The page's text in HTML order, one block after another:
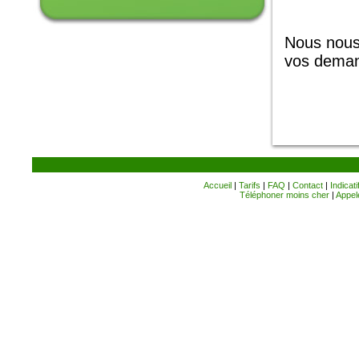
Nous
vos
Accueil | Tarifs | FAQ | Contact | Indicatif
Téléphoner moins cher|